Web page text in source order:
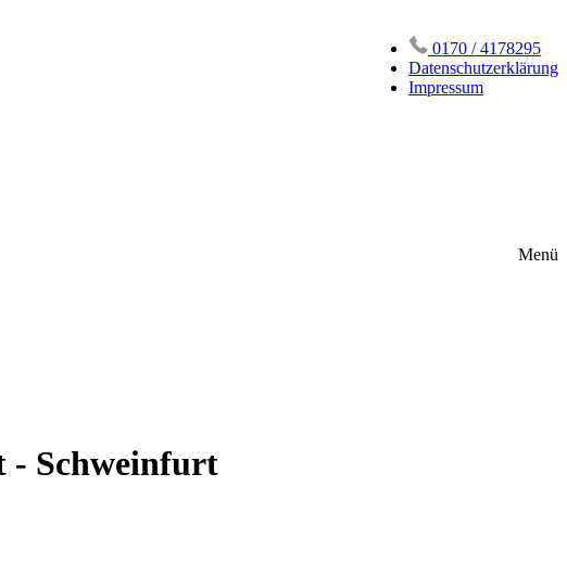
0170 / 4178295
Datenschutzerklärung
Impressum
Menü
- Schweinfurt